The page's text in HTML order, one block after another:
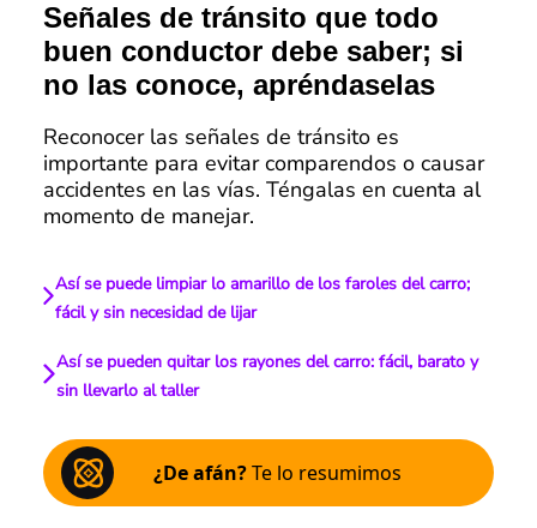
Señales de tránsito que todo
buen conductor debe saber; si
no las conoce, apréndaselas
Reconocer las señales de tránsito es
importante para evitar comparendos o causar
accidentes en las vías. Téngalas en cuenta al
momento de manejar.
Así se puede limpiar lo amarillo de los faroles del carro;
fácil y sin necesidad de lijar
Así se pueden quitar los rayones del carro: fácil, barato y
sin llevarlo al taller
¿De afán?Te lo resumimos